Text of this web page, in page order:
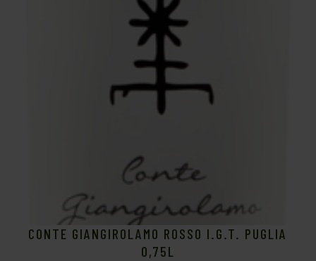
CONTE GIANGIROLAMO ROSSO I.G.T. PUGLIA
0,75L